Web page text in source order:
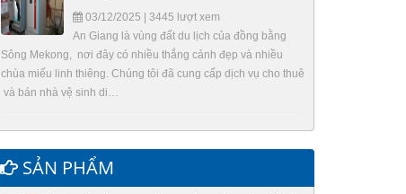
03/12/2025 | 3445 lượt xem
An Giang là vùng đất du lịch của đồng bằng
Sông Mekong, nơi đây có nhiều thắng cảnh đẹp và nhiều
chùa miếu linh thiêng. Chúng tôi đã cung cấp dịch vụ cho thuê
và bán nhà vệ sinh di…
SẢN PHẨM